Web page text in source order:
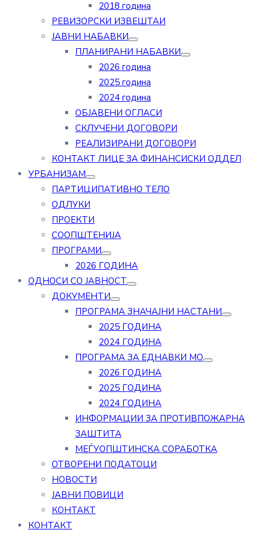
2018 година
РЕВИЗОРСКИ ИЗВЕШТАИ
ЈАВНИ НАБАВКИ
ПЛАНИРАНИ НАБАВКИ
2026 година
2025 година
2024 година
ОБЈАВЕНИ ОГЛАСИ
СКЛУЧЕНИ ДОГОВОРИ
РЕАЛИЗИРАНИ ДОГОВОРИ
КОНТАКТ ЛИЦЕ ЗА ФИНАНСИСКИ ОДДЕЛ
УРБАНИЗАМ
ПАРТИЦИПАТИВНО ТЕЛО
ОДЛУКИ
ПРОЕКТИ
СООПШТЕНИЈА
ПРОГРАМИ
2026 ГОДИНА
ОДНОСИ СО ЈАВНОСТ
ДОКУМЕНТИ
ПРОГРАМА ЗНАЧАЈНИ НАСТАНИ
2025 ГОДИНА
2024 ГОДИНА
ПРОГРАМА ЗА ЕДНАВКИ МО
2026 ГОДИНА
2025 ГОДИНА
2024 ГОДИНА
ИНФОРМАЦИИ ЗА ПРОТИВПОЖАРНА
ЗАШТИТА
МЕЃУОПШТИНСКА СОРАБОТКА
ОТВОРЕНИ ПОДАТОЦИ
НОВОСТИ
ЈАВНИ ПОВИЦИ
КОНТАКТ
КОНТАКТ